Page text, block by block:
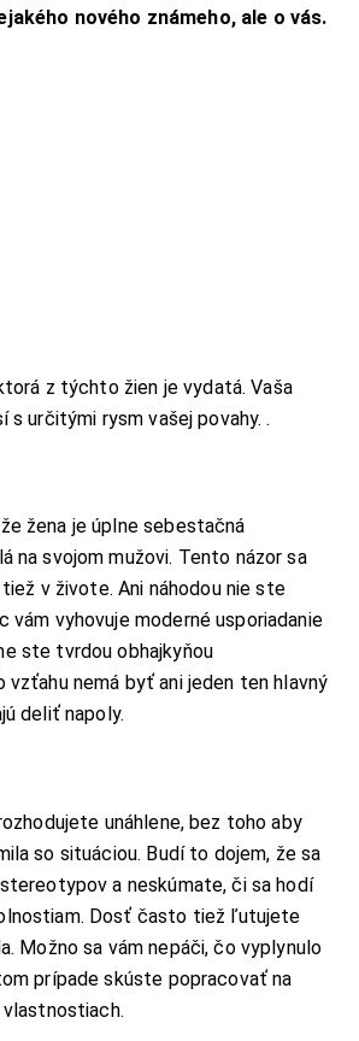
nového známeho, ale o vás.
z týchto žien je vydatá. Vaša
s určitými rysm vašej povahy. .
žena je úplne sebestačná
na svojom mužovi. Tento názor sa
v živote. Ani náhodou nie ste
vám vyhovuje moderné usporiadanie
ste tvrdou obhajkyňou
vzťahu nemá byť ani jeden ten hlavný
deliť napoly.
unáhlene, bez toho aby
so situáciou. Budí to dojem, že sa
a neskúmate, či sa hodí
Dosť často tiež ľutujete
Možno sa vám nepáči, čo vyplynulo
prípade skúste popracovať na